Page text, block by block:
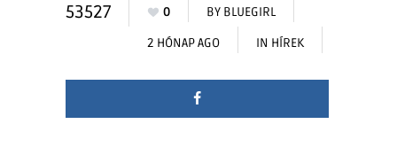
53527 0 BY BLUEGIRL
2 HÓNAP AGO IN HÍREK